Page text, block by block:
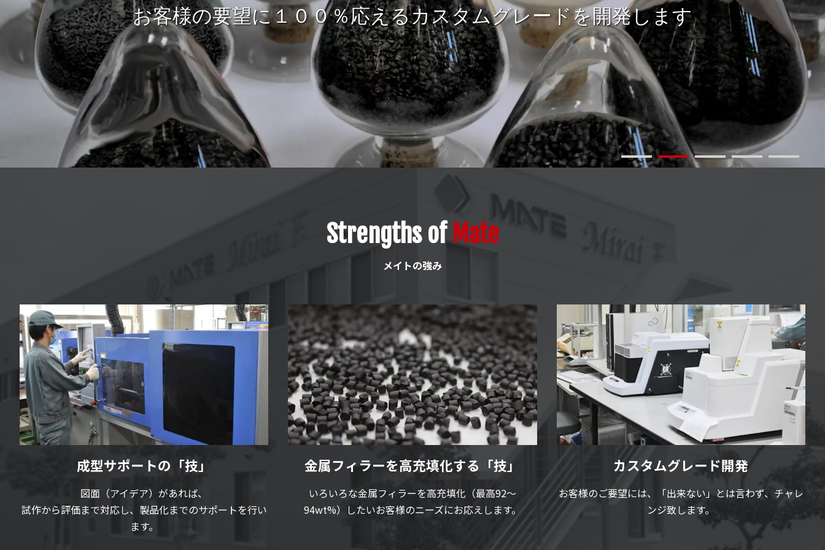
お客様の理想のプラマグづくりを「複合材料開発」と「成型サポート」で実現します
お客様の要望に１００％応えるカスタムグレードを開発します
５０年以上培ってきた技術・経験で設計から量産まで一貫してサポートします
お客様の理想のプラマグづくりを実現します
Strengths ofMate
メイトの強み
成型サポートの「技」
図面（アイデア）があれば、
試作から評価まで対応し、製品化までのサポートを行い
ます。
金属フィラーを高充填化する「技」
いろいろな金属フィラーを高充填化（最高92～
94wt%）したいお客様のニーズにお応えします。
カスタムグレード開発
お客様のご要望には、「出来ない」とは言わず、チャレ
ンジ致します。